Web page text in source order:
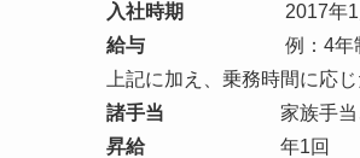
入社時期
2017年1月以
給与 例：4年制大学卒
上記に加え、乗務時間に応じ
諸手当 家族手当、住宅
昇給年1回